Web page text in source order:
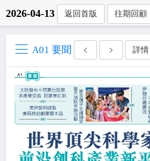
2026-04-13 返回首版 往期回顧
A01 要聞 詳情